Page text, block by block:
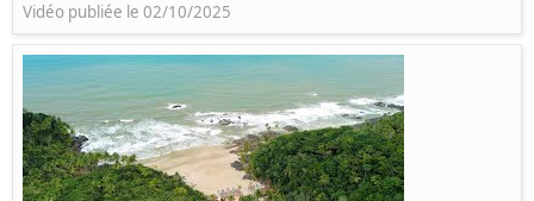
Vidéo publiée le 02/10/2025